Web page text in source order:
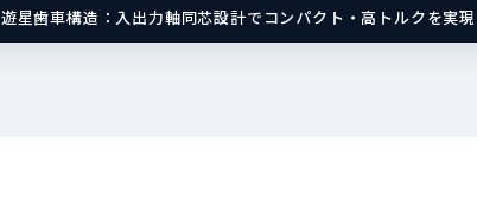
遊星歯車構造：入出力軸同芯設計でコンパクト・高トルクを実現